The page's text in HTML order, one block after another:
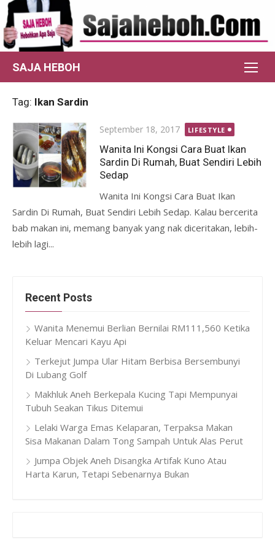
Skip
to
content
SAJA HEBOH
Tag: Ikan Sardin
Posted
on
September 18, 2017 LIFESTYLE
Wanita Ini Kongsi Cara Buat Ikan
Sardin Di Rumah, Buat Sendiri Lebih
Sedap
Wanita Ini Kongsi Cara Buat Ikan
Sardin Di Rumah, Buat Sendiri Lebih Sedap. Kalau bercerita
bab makan ini, memang banyak yang nak diceritakan, lebih-
lebih lagi...
Recent Posts
Wanita Menemui Berlian Bernilai RM111,560 Ketika
Keluar Mencari Kayu Api
Terkejut Jumpa Ular Hitam Berbisa Bersembunyi
Di Lubang Golf
Makhluk Aneh Berkepala Kucing Tapi Mempunyai
Tubuh Seakan Tikus Ditemui
Lelaki Warga Emas Kelaparan, Terpaksa Makan
Sisa Makanan Dalam Tong Sampah Untuk Alas Perut
Jumpa Objek Aneh Disangka Artifak Kuno Atau
Harta Karun, Tetapi Sebenarnya Bukan